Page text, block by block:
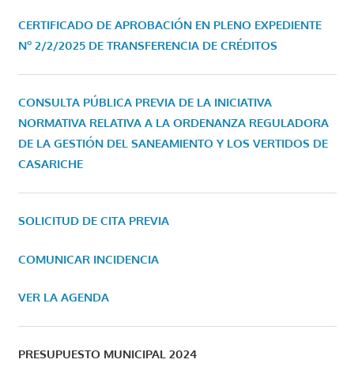
CERTIFICADO DE APROBACIÓN EN PLENO EXPEDIENTE
Nº 2/2/2025 DE TRANSFERENCIA DE CRÉDITOS
CONSULTA PÚBLICA PREVIA DE LA INICIATIVA
NORMATIVA RELATIVA A LA ORDENANZA REGULADORA
DE LA GESTIÓN DEL SANEAMIENTO Y LOS VERTIDOS DE
CASARICHE
SOLICITUD DE CITA PREVIA
COMUNICAR INCIDENCIA
VER LA AGENDA
PRESUPUESTO MUNICIPAL 2024